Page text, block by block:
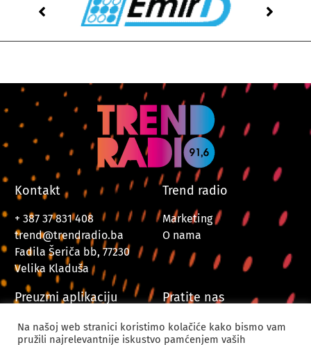
Kontakt
+ 387 37 831 408
trend@trendradio.ba
Fadila Šeriča bb, 77230
Velika Kladuša
Trend radio
Marketing
O nama
Preuzmi aplikaciju Pratite nas
Na našoj web stranici koristimo kolačiće kako bismo vam
pružili najrelevantnije iskustvo pamćenjem vaših